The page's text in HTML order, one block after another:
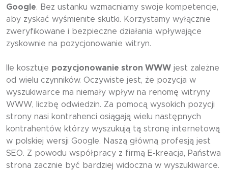
Google. Bez ustanku wzmacniamy swoje kompetencje,
aby zyskać wyśmienite skutki. Korzystamy wyłącznie
zweryfikowane i bezpieczne działania wpływające
zyskownie na pozycjonowanie witryn.
Ile kosztuje pozycjonowanie stron WWW jest zależne
od wielu czynników. Oczywiste jest, że pozycja w
wyszukiwarce ma niemały wpływ na renomę witryny
WWW, liczbę odwiedzin. Za pomocą wysokich pozycji
strony nasi kontrahenci osiągają wielu następnych
kontrahentów, którzy wyszukują tą stronę internetową
w polskiej wersji Google. Naszą główną profesją jest
SEO. Z powodu współpracy z firmą E-kreacja, Państwa
strona zacznie być bardziej widoczna w wyszukiwarce.